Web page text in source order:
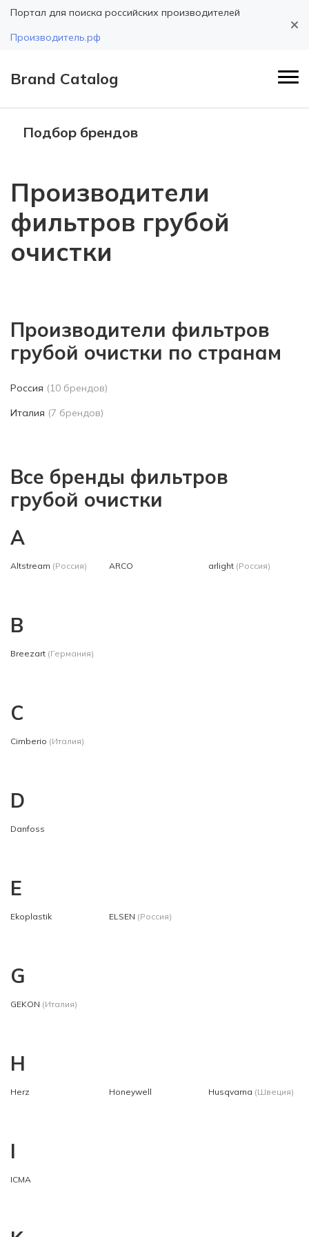
Портал для поиска российских производителей
Производитель.рф
Brand Catalog
Подбор брендов
Производители
фильтров грубой
очистки
Производители фильтров
грубой очистки по странам
Россия (10 брендов)
Италия (7 брендов)
Все бренды фильтров
грубой очистки
A
Altstream (Россия) ARCO arlight (Россия)
B
Breezart (Германия)
C
Cimberio (Италия)
D
Danfoss
E
Ekoplastik ELSEN (Россия)
G
GEKON (Италия)
H
Herz Honeywell Husqvarna (Швеция)
I
ICMA